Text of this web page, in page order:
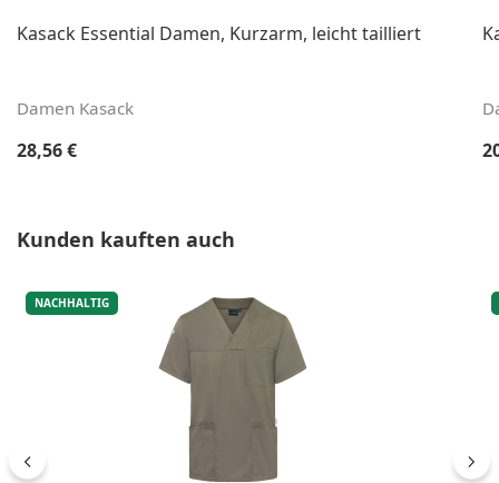
Kasack Essential Damen, Kurzarm, leicht tailliert
Damen Kasack
Regulärer Preis:
28,56 €
Produktgalerie überspringen
Kunden kauften auch
NACHHALTIG